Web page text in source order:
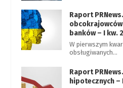
Raport
banków – I kw.
W pierwszym
obsługiwanych…
Raport
hipotecznych –